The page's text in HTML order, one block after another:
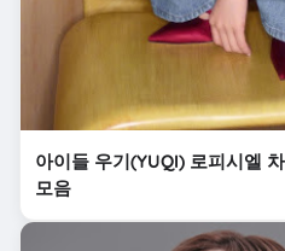
아이들 우기(YUQI) 로피시엘
모음